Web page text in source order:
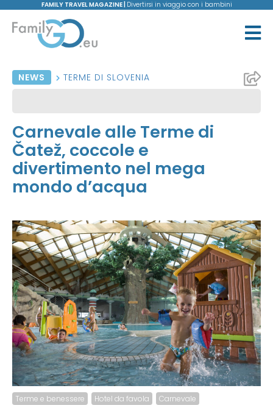
FAMILY TRAVEL MAGAZINE | Divertirsi in viaggio con i bambini
NEWS TERME DI SLOVENIA
Carnevale alle Terme di
Čatež, coccole e
divertimento nel mega
mondo d’acqua
Terme e benessere Hotel da favola Carnevale